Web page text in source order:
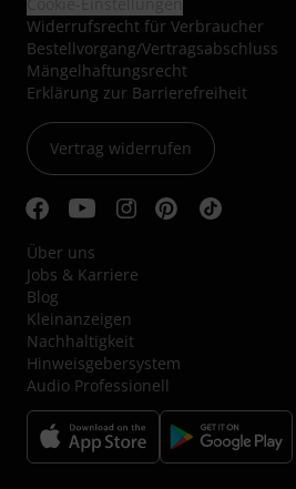
Widerrufsrecht für Verbraucher
Bestellvorgang/Vertragsabschluss
Mängelhaftungsrecht
Erklärung zur Barrierefreiheit
Vertrag widerrufen
Über uns
Jobs & Karriere
Blog
Kleinanzeigen
Nachhaltigkeit
Hinweisgebersystem
Audio Professionell